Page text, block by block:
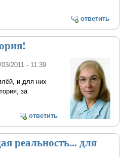
ответить
2011 - 11:39
и для них
за
ответить
реальность... для